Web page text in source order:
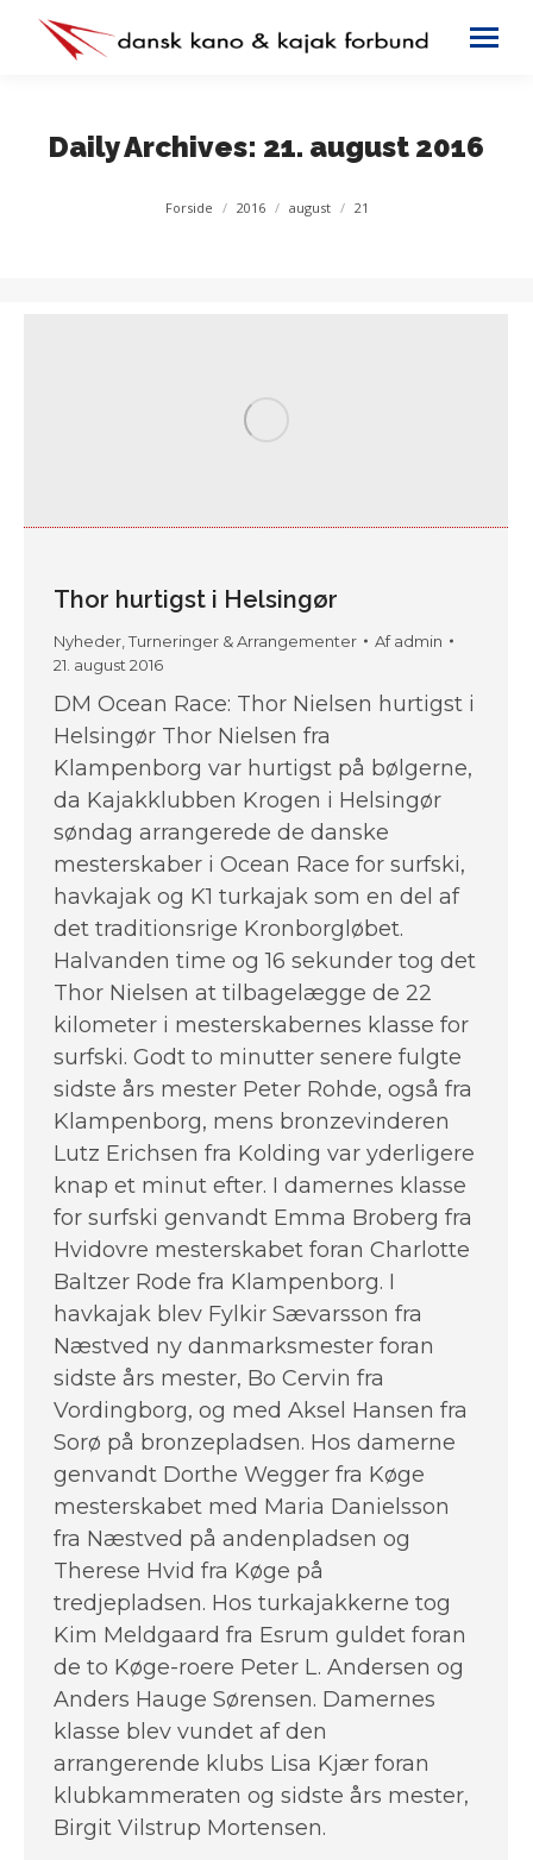
Daily Archives: 21. august 2016
You are here:
Forside 2016 august 21
Thor hurtigst i Helsingør
Nyheder,Turneringer & Arrangementer Afadmin
21. august 2016
DM Ocean Race: Thor Nielsen hurtigst i
Helsingør Thor Nielsen fra
Klampenborg var hurtigst på bølgerne,
da Kajakklubben Krogen i Helsingør
søndag arrangerede de danske
mesterskaber i Ocean Race for surfski,
havkajak og K1 turkajak som en del af
det traditionsrige Kronborgløbet.
Halvanden time og 16 sekunder tog det
Thor Nielsen at tilbagelægge de 22
kilometer i mesterskabernes klasse for
surfski. Godt to minutter senere fulgte
sidste års mester Peter Rohde, også fra
Klampenborg, mens bronzevinderen
Lutz Erichsen fra Kolding var yderligere
knap et minut efter. I damernes klasse
for surfski genvandt Emma Broberg fra
Hvidovre mesterskabet foran Charlotte
Baltzer Rode fra Klampenborg. I
havkajak blev Fylkir Sævarsson fra
Næstved ny danmarksmester foran
sidste års mester, Bo Cervin fra
Vordingborg, og med Aksel Hansen fra
Sorø på bronzepladsen. Hos damerne
genvandt Dorthe Wegger fra Køge
mesterskabet med Maria Danielsson
fra Næstved på andenpladsen og
Therese Hvid fra Køge på
tredjepladsen. Hos turkajakkerne tog
Kim Meldgaard fra Esrum guldet foran
de to Køge-roere Peter L. Andersen og
Anders Hauge Sørensen. Damernes
klasse blev vundet af den
arrangerende klubs Lisa Kjær foran
klubkammeraten og sidste års mester,
Birgit Vilstrup Mortensen.